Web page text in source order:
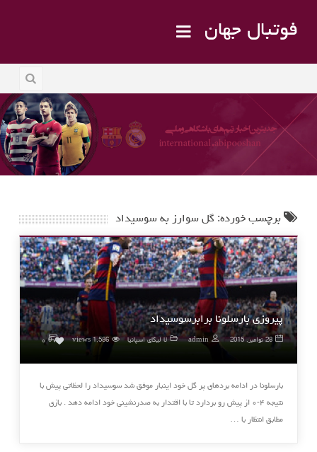
فوتبال جهان
برچسب خورده: گل سوارز به سوسیداد
پیروزی بارسلونا برابرسوسیداد
28 نوامبر, 2015 admin لا لیگای اسپانیا 1,586 views
0 ۰
بارسلونا در ادامه بردهای پر گل خود اینبار موفق شد سوسیداد را لحظاتی پیش با
نتیجه ۴-۰ از پیش رو بردارد تا با اقتدار به صدرنشینی خود ادامه دهد . بازی
مطابق انتظار با …